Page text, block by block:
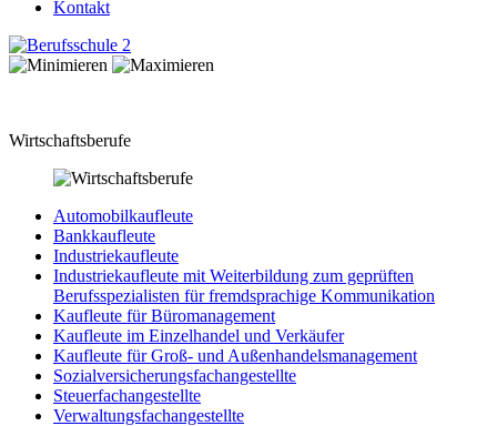
Kontakt
Wirtschaftsberufe
Automobilkaufleute
Bankkaufleute
Industriekaufleute
Industriekaufleute mit Weiterbildung zum geprüften
Berufsspezialisten für fremdsprachige Kommunikation
Kaufleute für Büromanagement
Kaufleute im Einzelhandel und Verkäufer
Kaufleute für Groß- und Außenhandelsmanagement
Sozialversicherungsfachangestellte
Steuerfachangestellte
Verwaltungsfachangestellte